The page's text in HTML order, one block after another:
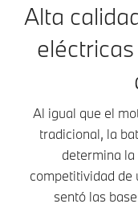
Alta
Al igual que el
tradicional, la
determina
competitividad de
sentó las